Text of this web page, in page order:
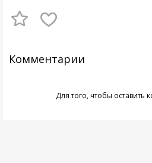
Комментарии
Для того, чтобы оставить